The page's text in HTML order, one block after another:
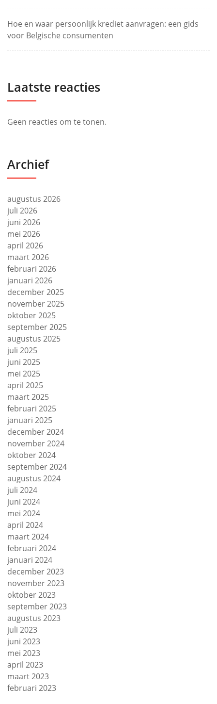
Hoe en waar persoonlijk krediet aanvragen: een gids
voor Belgische consumenten
Laatste reacties
Geen reacties om te tonen.
Archief
augustus 2026
juli 2026
juni 2026
mei 2026
april 2026
maart 2026
februari 2026
januari 2026
december 2025
november 2025
oktober 2025
september 2025
augustus 2025
juli 2025
juni 2025
mei 2025
april 2025
maart 2025
februari 2025
januari 2025
december 2024
november 2024
oktober 2024
september 2024
augustus 2024
juli 2024
juni 2024
mei 2024
april 2024
maart 2024
februari 2024
januari 2024
december 2023
november 2023
oktober 2023
september 2023
augustus 2023
juli 2023
juni 2023
mei 2023
april 2023
maart 2023
februari 2023